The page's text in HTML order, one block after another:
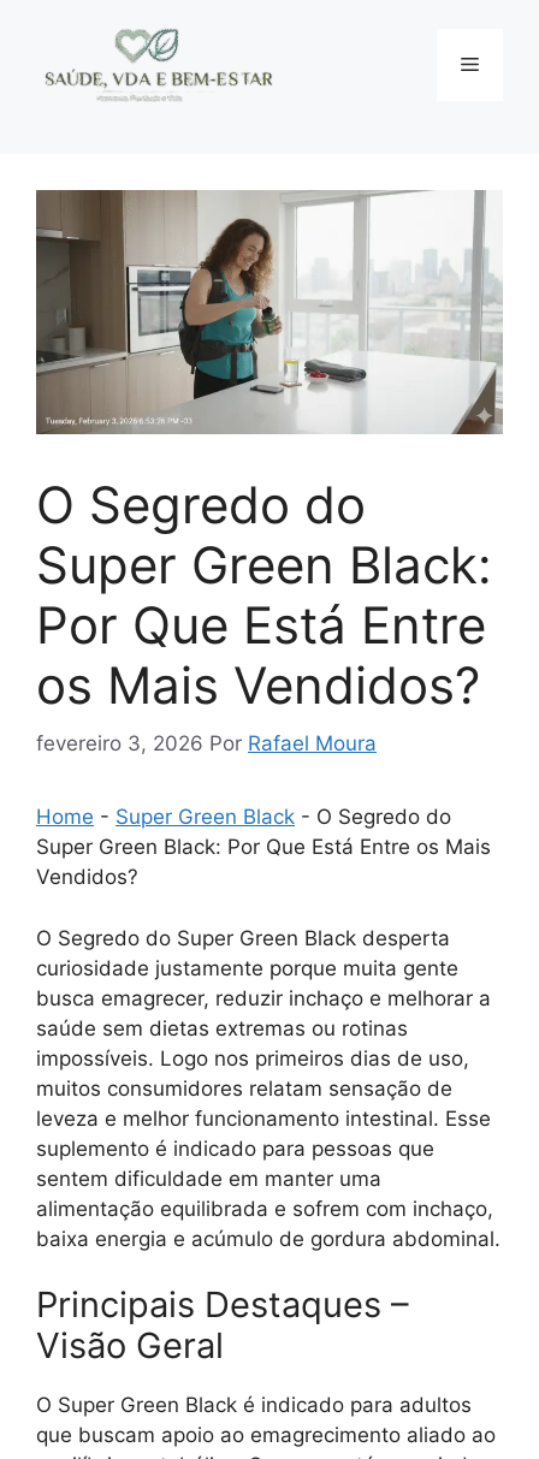
Menu
O Segredo do
Super Green Black:
Por Que Está Entre
os Mais Vendidos?
fevereiro 3, 2026 Por Rafael Moura
Home - Super Green Black - O Segredo do
Super Green Black: Por Que Está Entre os Mais
Vendidos?
O Segredo do Super Green Black desperta
curiosidade justamente porque muita gente
busca emagrecer, reduzir inchaço e melhorar a
saúde sem dietas extremas ou rotinas
impossíveis. Logo nos primeiros dias de uso,
muitos consumidores relatam sensação de
leveza e melhor funcionamento intestinal. Esse
suplemento é indicado para pessoas que
sentem dificuldade em manter uma
alimentação equilibrada e sofrem com inchaço,
baixa energia e acúmulo de gordura abdominal.
Principais Destaques –
Visão Geral
O Super Green Black é indicado para adultos
que buscam apoio ao emagrecimento aliado ao